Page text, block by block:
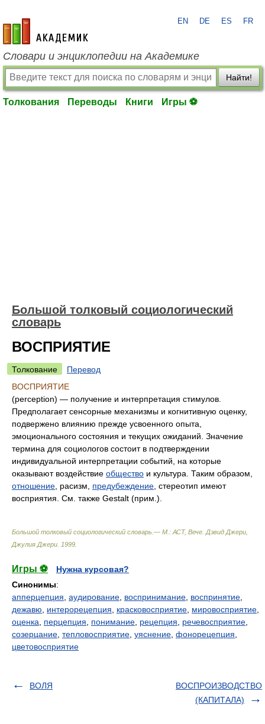
academic.ru
EN DE ES FR
Словари и энциклопедии на Академике
Найти!
Толкования Переводы Книги Игры ⚽
Большой толковый социологический
словарь
ВОСПРИЯТИЕ
Толкование
Перевод
ВОСПРИЯТИЕ
(perception) — получение и интерпретация стимулов.
Предполагает сенсорные механизмы и когнитивную оценку,
подвержено влиянию прежде усвоенного опыта,
эмоционального состояния и текущих ожиданий. Значение
термина для социологов состоит в подтверждении
индивидуальной интерпретации событий, на которые
оказывают воздействие общество и культура. Таким образом,
отношение , расизм, предубеждение , стереотип имеют
восприятия. См. также Gestalt (прим.).
Большой толковый социологический словарь.— М.: АСТ, Вече Дэвид Джери,
Джулия Джери 1999
Игры ⚽
Нужна курсовая?
Синонимы:
апперцепция аудирование воспринимание воспринятие
дежавю
интерорецепция красковосприятие мировосприятие
оценка
перцепция понимание рецепция речевосприятие
созерцание тепловосприятие уяснение фонорецепция
цветовосприятие
ВОЛЯ
ВОСПРОИЗВОДСТВО
(КАПИТАЛА)